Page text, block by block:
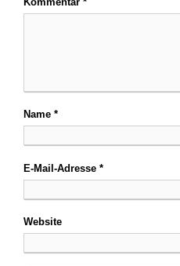
Name *
E-Mail-Adresse *
Website